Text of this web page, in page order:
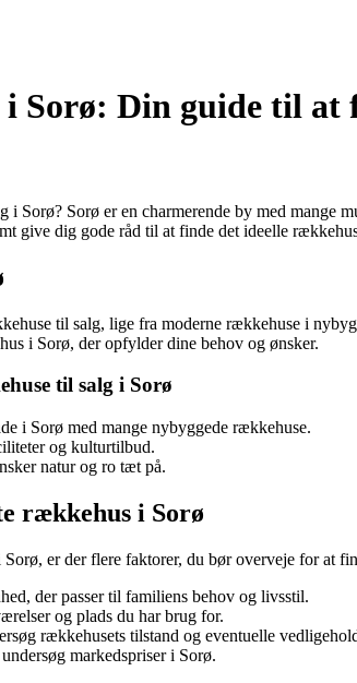
Sorø: Din guide til
i Sorø? Sorø er en charmerende by med
give dig gode råd til at finde det ideelle
til salg, lige fra moderne rækkehuse i
i Sorø, der opfylder dine behov og ønsker.
til salg i Sorø
i Sorø med mange nybyggede rækkehuse.
og kulturtilbud.
natur og ro tæt på.
rækkehus i Sorø
er der flere faktorer, du bør overveje for at
der passer til familiens behov og livsstil.
og plads du har brug for.
rækkehusets tilstand og eventuelle
markedspriser i Sorø.